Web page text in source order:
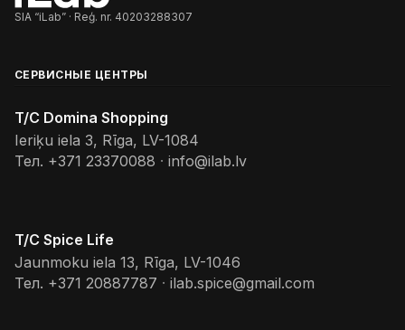
SIA “iLab” · Reģ. nr. 40203288307
СЕРВИСНЫЕ ЦЕНТРЫ
T/C Domina Shopping
Ieriķu iela 3, Rīga, LV-1084
Тел. +371 23370088 · info@ilab.lv
T/C Spice Life
Jaunmoku iela 13, Rīga, LV-1046
Тел. +371 20887787 · ilab.spice@gmail.com